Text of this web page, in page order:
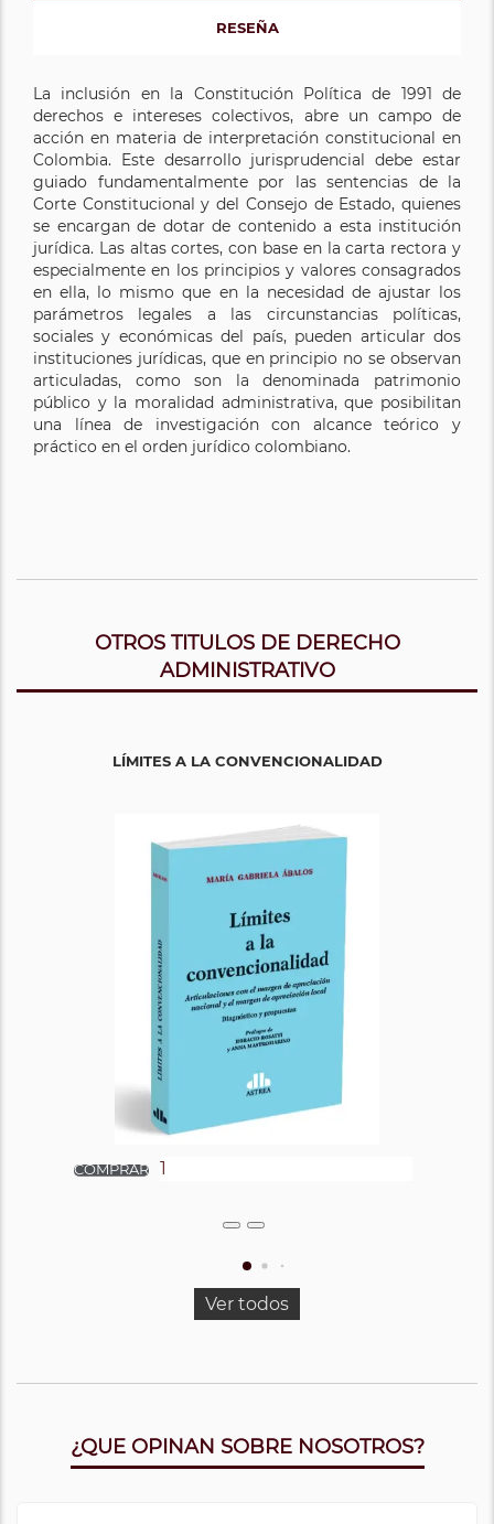
RESEÑA
La inclusión en la Constitución Política de 1991 de
derechos e intereses colectivos, abre un campo de
acción en materia de interpretación constitucional en
Colombia. Este desarrollo jurisprudencial debe estar
guiado fundamentalmente por las sentencias de la
Corte Constitucional y del Consejo de Estado, quienes
se encargan de dotar de contenido a esta institución
jurídica. Las altas cortes, con base en la carta rectora y
especialmente en los principios y valores consagrados
en ella, lo mismo que en la necesidad de ajustar los
parámetros legales a las circunstancias políticas,
sociales y económicas del país, pueden articular dos
instituciones jurídicas, que en principio no se observan
articuladas, como son la denominada patrimonio
público y la moralidad administrativa, que posibilitan
una línea de investigación con alcance teórico y
práctico en el orden jurídico colombiano.
OTROS TITULOS DE DERECHO
ADMINISTRATIVO
LÍMITES A LA CONVENCIONALIDAD
Ver todos
¿QUE OPINAN SOBRE NOSOTROS?